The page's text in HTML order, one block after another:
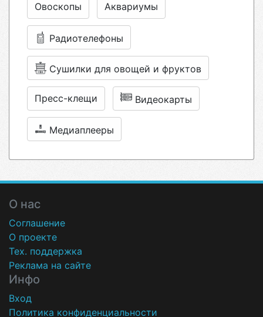
Овоскопы Аквариумы
Радиотелефоны
Сушилки для овощей и фруктов
Пресс-клещи Видеокарты
Медиаплееры
О нас
Соглашение
О проекте
Тех. поддержка
Реклама на сайте
Инфо
Вход
Политика конфиденциальности